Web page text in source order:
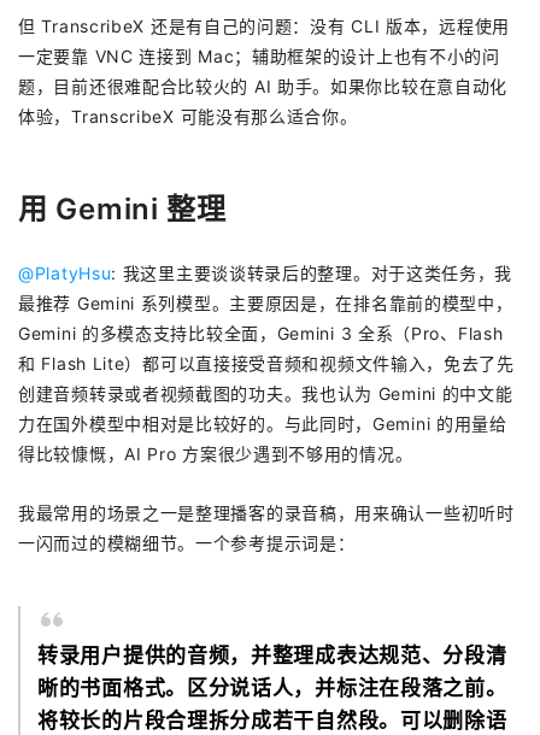
但 TranscribeX 还是有自己的问题：没有 CLI 版本，远程使用
一定要靠 VNC 连接到 Mac；辅助框架的设计上也有不小的问
题，目前还很难配合比较火的 AI 助手。如果你比较在意自动化
体验，TranscribeX 可能没有那么适合你。
用 Gemini 整理
@PlatyHsu: 我这里主要谈谈转录后的整理。对于这类任务，我
最推荐 Gemini 系列模型。主要原因是，在排名靠前的模型中，
Gemini 的多模态支持比较全面，Gemini 3 全系（Pro、Flash
和 Flash Lite）都可以直接接受音频和视频文件输入，免去了先
创建音频转录或者视频截图的功夫。我也认为 Gemini 的中文能
力在国外模型中相对是比较好的。与此同时，Gemini 的用量给
得比较慷慨，AI Pro 方案很少遇到不够用的情况。
我最常用的场景之一是整理播客的录音稿，用来确认一些初听时
一闪而过的模糊细节。一个参考提示词是：
转录用户提供的音频，并整理成表达规范、分段清
晰的书面格式。区分说话人，并标注在段落之前。
将较长的片段合理拆分成若干自然段。可以删除语